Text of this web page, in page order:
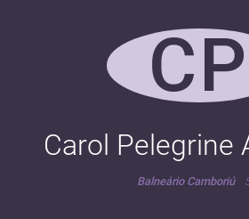
CP
Carol Pelegrine
Balneário Camboriú